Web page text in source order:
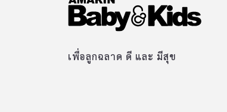
เพื่อลูกฉลาด ดี และ มีสุข